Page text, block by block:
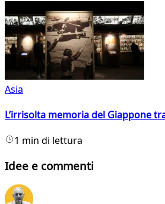
Asia
L’irrisolta memoria del Giappone
1 min di lettura
Idee e commenti